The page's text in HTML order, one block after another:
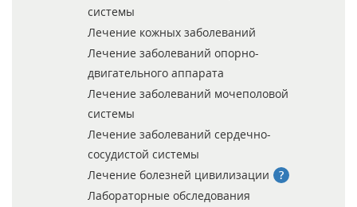
системы
Лечение кожных заболеваний
Лечение заболеваний опорно-
двигательного аппарата
Лечение заболеваний мочеполовой
системы
Лечение заболеваний сердечно-
сосудистой системы
Лечение болезней цивилизации
Лабораторные обследования